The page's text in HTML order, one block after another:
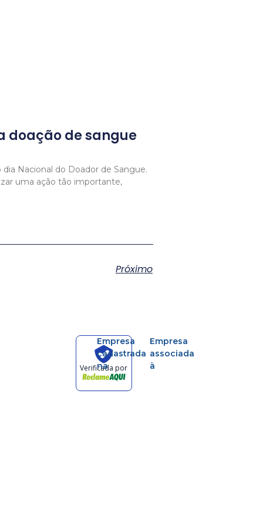
doação de sangue
Nacional do Doador de Sangue.
uma ação tão importante,
Próximo
Verificada por
Empresa
cadastrada
na
Empresa
associada
à